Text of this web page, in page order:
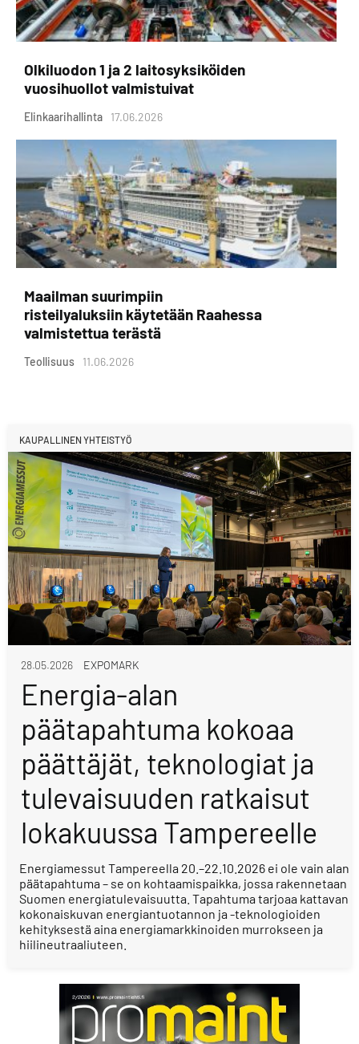
Olkiluodon 1 ja 2 laitosyksiköiden
vuosihuollot valmistuivat
Elinkaarihallinta 17.06.2026
Maailman suurimpiin
risteilyaluksiin käytetään Raahessa
valmistettua terästä
Teollisuus 11.06.2026
KAUPALLINEN YHTEISTYÖ
28.05.2026 EXPOMARK
Energia-alan
päätapahtuma kokoaa
päättäjät, teknologiat ja
tulevaisuuden ratkaisut
lokakuussa Tampereelle
Energiamessut Tampereella 20.–22.10.2026 ei ole vain alan
päätapahtuma – se on kohtaamispaikka, jossa rakennetaan
Suomen energiatulevaisuutta. Tapahtuma tarjoaa kattavan
kokonaiskuvan energiantuotannon ja -teknologioiden
kehityksestä aina energiamarkkinoiden murrokseen ja
hiilineutraaliuteen.